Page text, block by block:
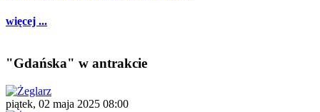
więcej ...
"Gdańska" w antrakcie
piątek, 02 maja 2025 08:00